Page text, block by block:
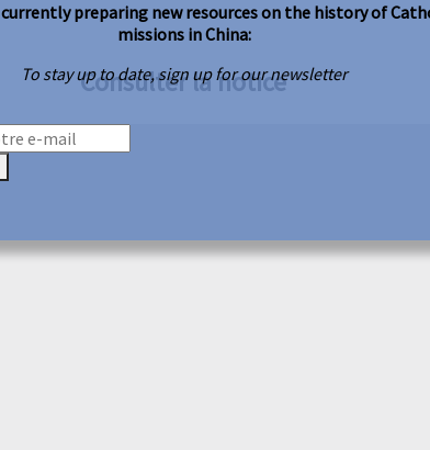
Consulter la notice
currently preparing new resources on the history of
missions in China:
To stay up to date, sign up for our newsletter